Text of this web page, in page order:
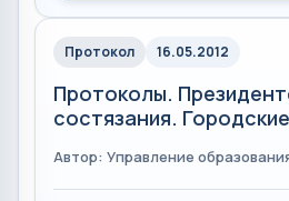
Протокол 16.05.2012
Протоколы.
состязания.
Автор: Управление